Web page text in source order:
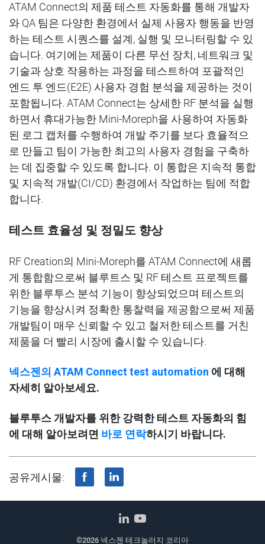
ATAM Connect의 제품 테스트 자동화를 통해 개발자
와 QA 팀은 다양한 환경에서 실제 사용자 행동을 반영
하는 테스트 시퀀스를 설계, 실행 및 모니터링할 수 있
습니다. 여기에는 제품이 다른 무선 장치, 네트워크 및
기술과 상호 작용하는 과정을 테스트하여 포괄적인
엔드 투 엔드(E2E) 사용자 경험 분석을 제공하는 것이
포함됩니다. ATAM Connect는 상세한 RF 분석을 실행
하면서 휴대가능한 Mini-Moreph을 사용하여 자동화
된 로그 캡처를 수행하여 개발 주기를 보다 효율적으
로 만들고 팀이 가능한 최고의 사용자 경험을 구축하
는 데 집중할 수 있도록 합니다. 이 통합은 지속적 통합
및 지속적 개발(CI/CD) 환경에서 작업하는 팀에 적합
합니다.
테스트 효율성 및 정밀도 향상
RF Creation의 Mini-Moreph를 ATAM Connect에 새롭
게 통합함으로써 블루트스 및 RF 테스트 프로젝트를
위한 블루투스 분석 기능이 향상되었으며 테스트의
기능을 향상시켜 정확한 통찰력을 제공함으로써 제품
개발팀이 매우 신뢰할 수 있고 철저한 테스트를 거친
제품을 더 빨리 시장에 출시할 수 있습니다.
넥스젠의 ATAM Connect test automation 에 대해
자세히 알아보세요.
블루투스 개발자를 위한 강력한 테스트 자동화의 힘
에 대해 알아보려면 바로 연락하시기 바랍니다.
공유게시물:
©2026 넥스젠 테크놀러지 코리아